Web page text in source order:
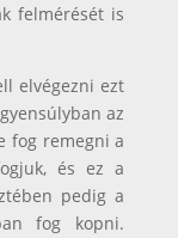
felmérését is
elvégezni ezt
az
fog remegni a
és ez a
pedig a
fog kopni.